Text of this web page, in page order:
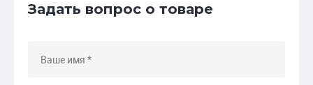
Задать вопрос о товаре